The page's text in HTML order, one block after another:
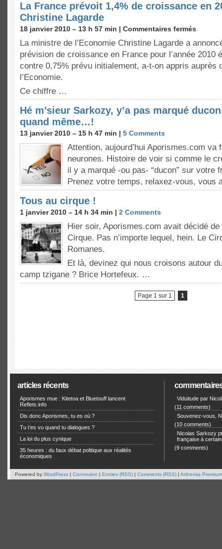
La France prévoit 1,4% de croissance en
Christine Lagarde
18 janvier 2010 – 13 h 57 min | Commentaires fermés
La ministre de l’Economie Christine Lagarde a
prévision de croissance en France pour l’année 2010
contre 0,75% prévu initialement, a-t-on appris auprès
l’Economie.
Ce chiffre …
Hé m’sieur Sarkozy, y’a pas marqué
quand même…!
13 janvier 2010 – 15 h 47 min | 5 Comments
Attention, aujourd’hui Aporismes.com va
neurones. Histoire de voir si comme le
il y a marqué -ou pas- “ducon” sur votre
Prenez votre temps, relaxez-vous, vous
Tous au cirque !
1 janvier 2010 – 14 h 34 min | 2 Comments
Hier soir, Aporismes.com avait décidé
Cirque. Pas n’importe lequel, hein. Le
Romanes.
Et là, devinez qui nous croisons autour
camp tzigane ? Brice Hortefeux. …
Page 1 sur 1 1
articles récents
Aporismes mue : Kitetoa et Bluetouff lancent
Reflets.info
Dis donc Aporismes, tu es où ?
Tu t’es vu quand tu dialogues ?
La loi du plus cynique
35 heures : du faux débat politique aux réalités
économiques
Viduitude par
(11 comments)
Souvenez-vous,
(10 comments)
Nicolas Sarkozy
française à
(9 comments)
Powered by WordPress | Connexion | Entries (RSS) | Comments (RSS) | Arthemia Premium